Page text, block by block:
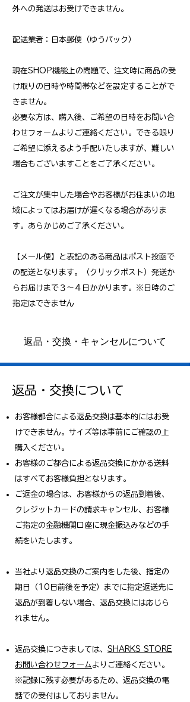
外への発送はお受けできません。
配送業者：日本郵便（ゆうパック）
現在SHOP機能上の問題で、注文時に商品の受
け取りの日時や時間帯などを設定することがで
きません。
必要な方は、購入後、ご希望の日時をお問い合
わせフォームよりご連絡ください。できる限り
ご希望に添えるよう手配いたしますが、難しい
場合もございますことをご了承ください。
ご注文が集中した場合やお客様がお住まいの地
域によってはお届けが遅くなる場合がありま
す。 あらかじめご了承ください。
【メール便】と表記のある商品はポスト投函で
の配送となります。（クリックポスト）​発送か
らお届けまで３～４日かかります。※日時のご
指定はできません
返品・交換・キャンセルについて
返品・交換について
お客様都合による返品交換は基本的にはお受
けできません。サイズ等は事前にご確認の上
購入ください。
お客様のご都合による返品交換にかかる送料
はすべてお客様負担となります。
ご返金の場合は、お客様からの返品到着後、
クレジットカードの請求キャンセル、お客様
ご指定の金融機関口座に現金振込みなどの手
続をいたします。
当社より返品交換のご案内をした後、指定の
期日（10日前後を予定）までに指定返送先に
返品が到着しない場合、返品交換には応じら
れません。
返品交換につきましては、 SHARKS STORE
お問い合わせフォーム よりご連絡ください。
※記録に残す必要があるため、返品交換の電
話での受付はしておりません。